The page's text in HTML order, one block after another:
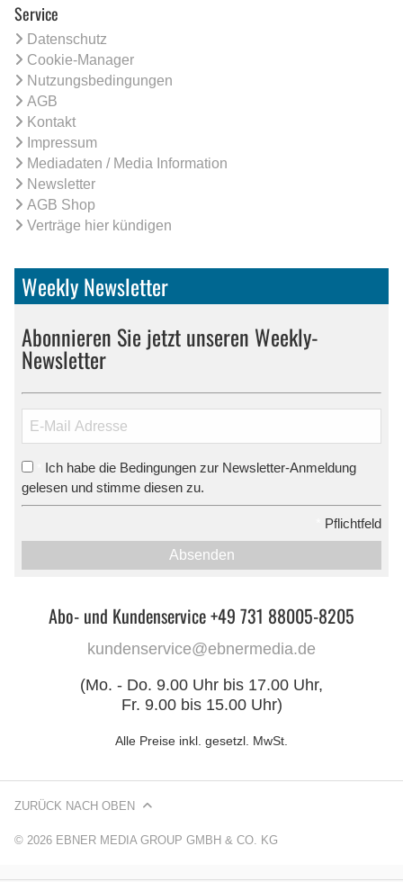
Service
Datenschutz
Cookie-Manager
Nutzungsbedingungen
AGB
Kontakt
Impressum
Mediadaten / Media Information
Newsletter
AGB Shop
Verträge hier kündigen
Weekly Newsletter
Abonnieren Sie jetzt unseren Weekly-
Newsletter
Ich habe die Bedingungen zur Newsletter-Anmeldung
gelesen und stimme diesen zu.
Pflichtfeld
Absenden
Abo- und Kundenservice +49 731 88005-8205
kundenservice@ebnermedia.de
(Mo. - Do. 9.00 Uhr bis 17.00 Uhr,
Fr. 9.00 bis 15.00 Uhr)
Alle Preise inkl. gesetzl. MwSt.
© 2026 EBNER MEDIA GROUP GMBH & CO. KG
ZURÜCK NACH OBEN